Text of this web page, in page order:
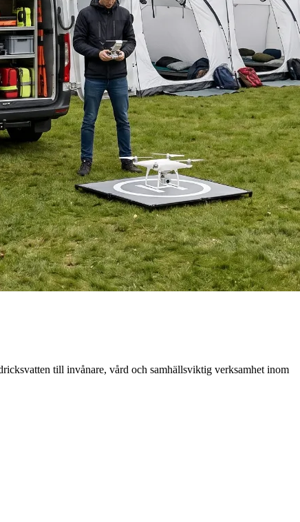
till invånare, vård och samhällsviktig verksamhet inom